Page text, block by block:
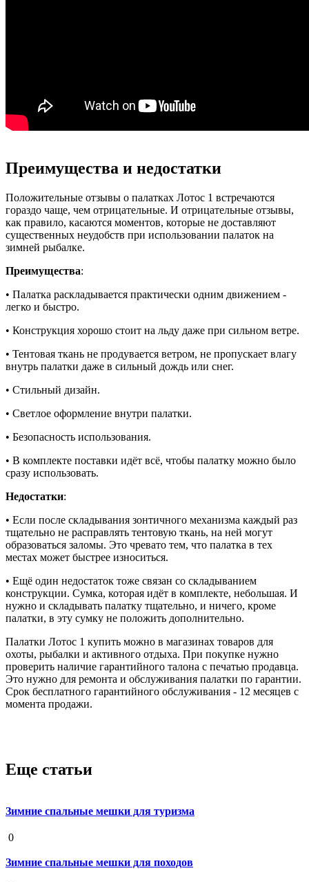
Преимущества и недостатки
Положительные отзывы о палатках Лотос 1 встречаются
гораздо чаще, чем отрицательные. И отрицательные отзывы,
как правило, касаются моментов, которые не доставляют
существенных неудобств при использовании палаток на
зимней рыбалке.
Преимущества:
• Палатка раскладывается практически одним движением -
легко и быстро.
• Конструкция хорошо стоит на льду даже при сильном ветре.
• Тентовая ткань не продувается ветром, не пропускает влагу
внутрь палатки даже в сильный дождь или снег.
• Стильный дизайн.
• Светлое оформление внутри палатки.
• Безопасность использования.
• В комплекте поставки идёт всё, чтобы палатку можно было
сразу использовать.
Недостатки:
• Если после складывания зонтичного механизма каждый раз
тщательно не расправлять тентовую ткань, на ней могут
образоваться заломы. Это чревато тем, что палатка в тех
местах может быстрее износиться.
• Ещё один недостаток тоже связан со складыванием
конструкции. Сумка, которая идёт в комплекте, небольшая. И
нужно и складывать палатку тщательно, и ничего, кроме
палатки, в эту сумку не положить дополнительно.
Палатки Лотос 1 купить можно в магазинах товаров для
охоты, рыбалки и активного отдыха. При покупке нужно
проверить наличие гарантийного талона с печатью продавца.
Это нужно для ремонта и обслуживания палатки по гарантии.
Срок бесплатного гарантийного обслуживания - 12 месяцев с
момента продажи.
Еще статьи
Зимние спальные мешки для туризма
0
Зимние спальные мешки для походов